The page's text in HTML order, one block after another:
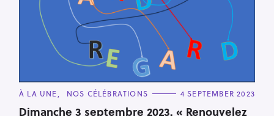
C
T
À LA UNE NOS CÉLÉBRATIONS 4 SEPTEMBER 2023
Dimanche 3 septembre 2023. « Renouvelez